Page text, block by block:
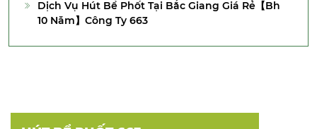
Dịch Vụ Hút Bể Phốt Tại Bắc Giang Giá Rẻ【Bh
10 Năm】Công Ty 663